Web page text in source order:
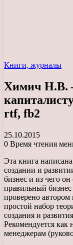
Книги, журналы
Химич Н.В.
rtf, fb2
25.10.2015
0 Время чтения
Эта книга
создании и
бизнес и из чего
правильный
проверено автором
простой набор
создания и
Рекомендуется
менеджерам